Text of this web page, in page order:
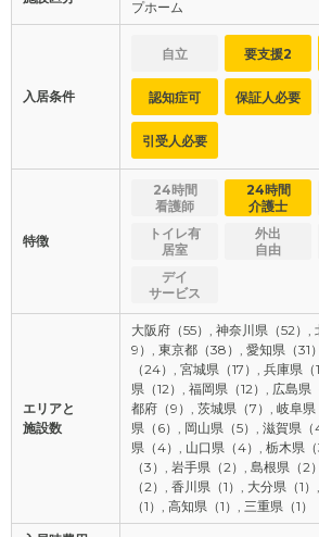
プホーム
入居条件
自立 要支援2
認知症可 保証人必要
引受人必要
特徴
24時間
看護師
24時間
介護士
トイレ有
居室
外出
自由
デイ
サービス
エリアと
施設数
大阪府（55）, 神奈川県（52）,
9）, 東京都（38）, 愛知県（31
（24）, 宮城県（17）, 兵庫県
県（12）, 福岡県（12）, 広島
都府（9）, 茨城県（7）, 岐阜
県（6）, 岡山県（5）, 滋賀県
県（4）, 山口県（4）, 栃木県
（3）, 岩手県（2）, 島根県（2
（2）, 香川県（1）, 大分県（1
（1）, 高知県（1）, 三重県（1）